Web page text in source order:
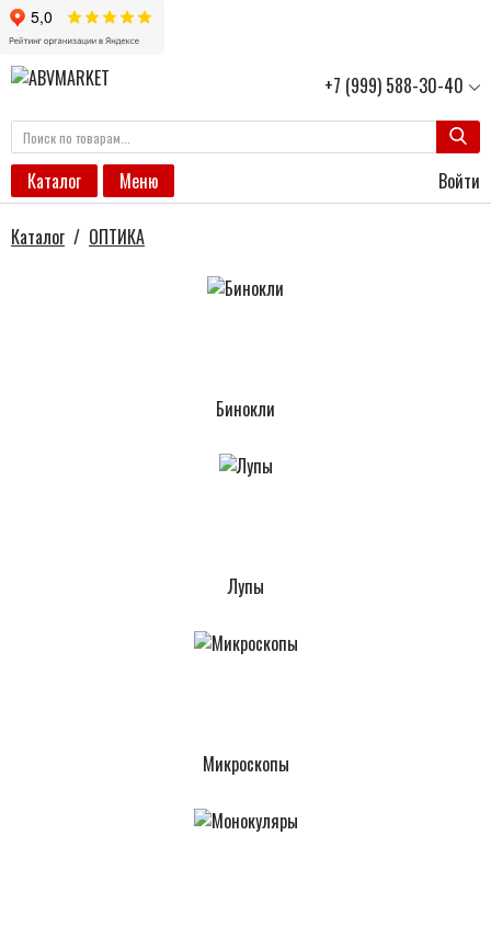
+7 (999) 588-30-40
Каталог Меню Войти
Каталог / ОПТИКА
Бинокли
Лупы
Микроскопы